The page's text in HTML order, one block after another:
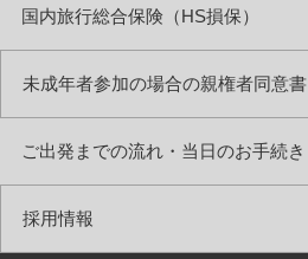
国内旅行総合保険（HS損保）
未成年者参加の場合の親権者同意書
ご出発までの流れ・当日のお手続き
採用情報